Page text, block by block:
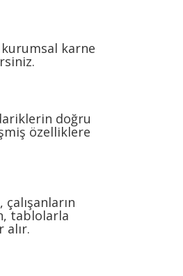
karne
doğru
özelliklere
tablolarla
alır.